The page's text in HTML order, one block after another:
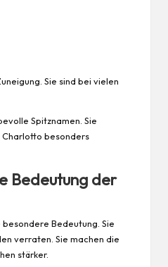
Sie sind bei vielen
Spitznamen. Sie
Charlotto besonders
Bedeutung der
Bedeutung. Sie
verraten. Sie machen die
stärker.